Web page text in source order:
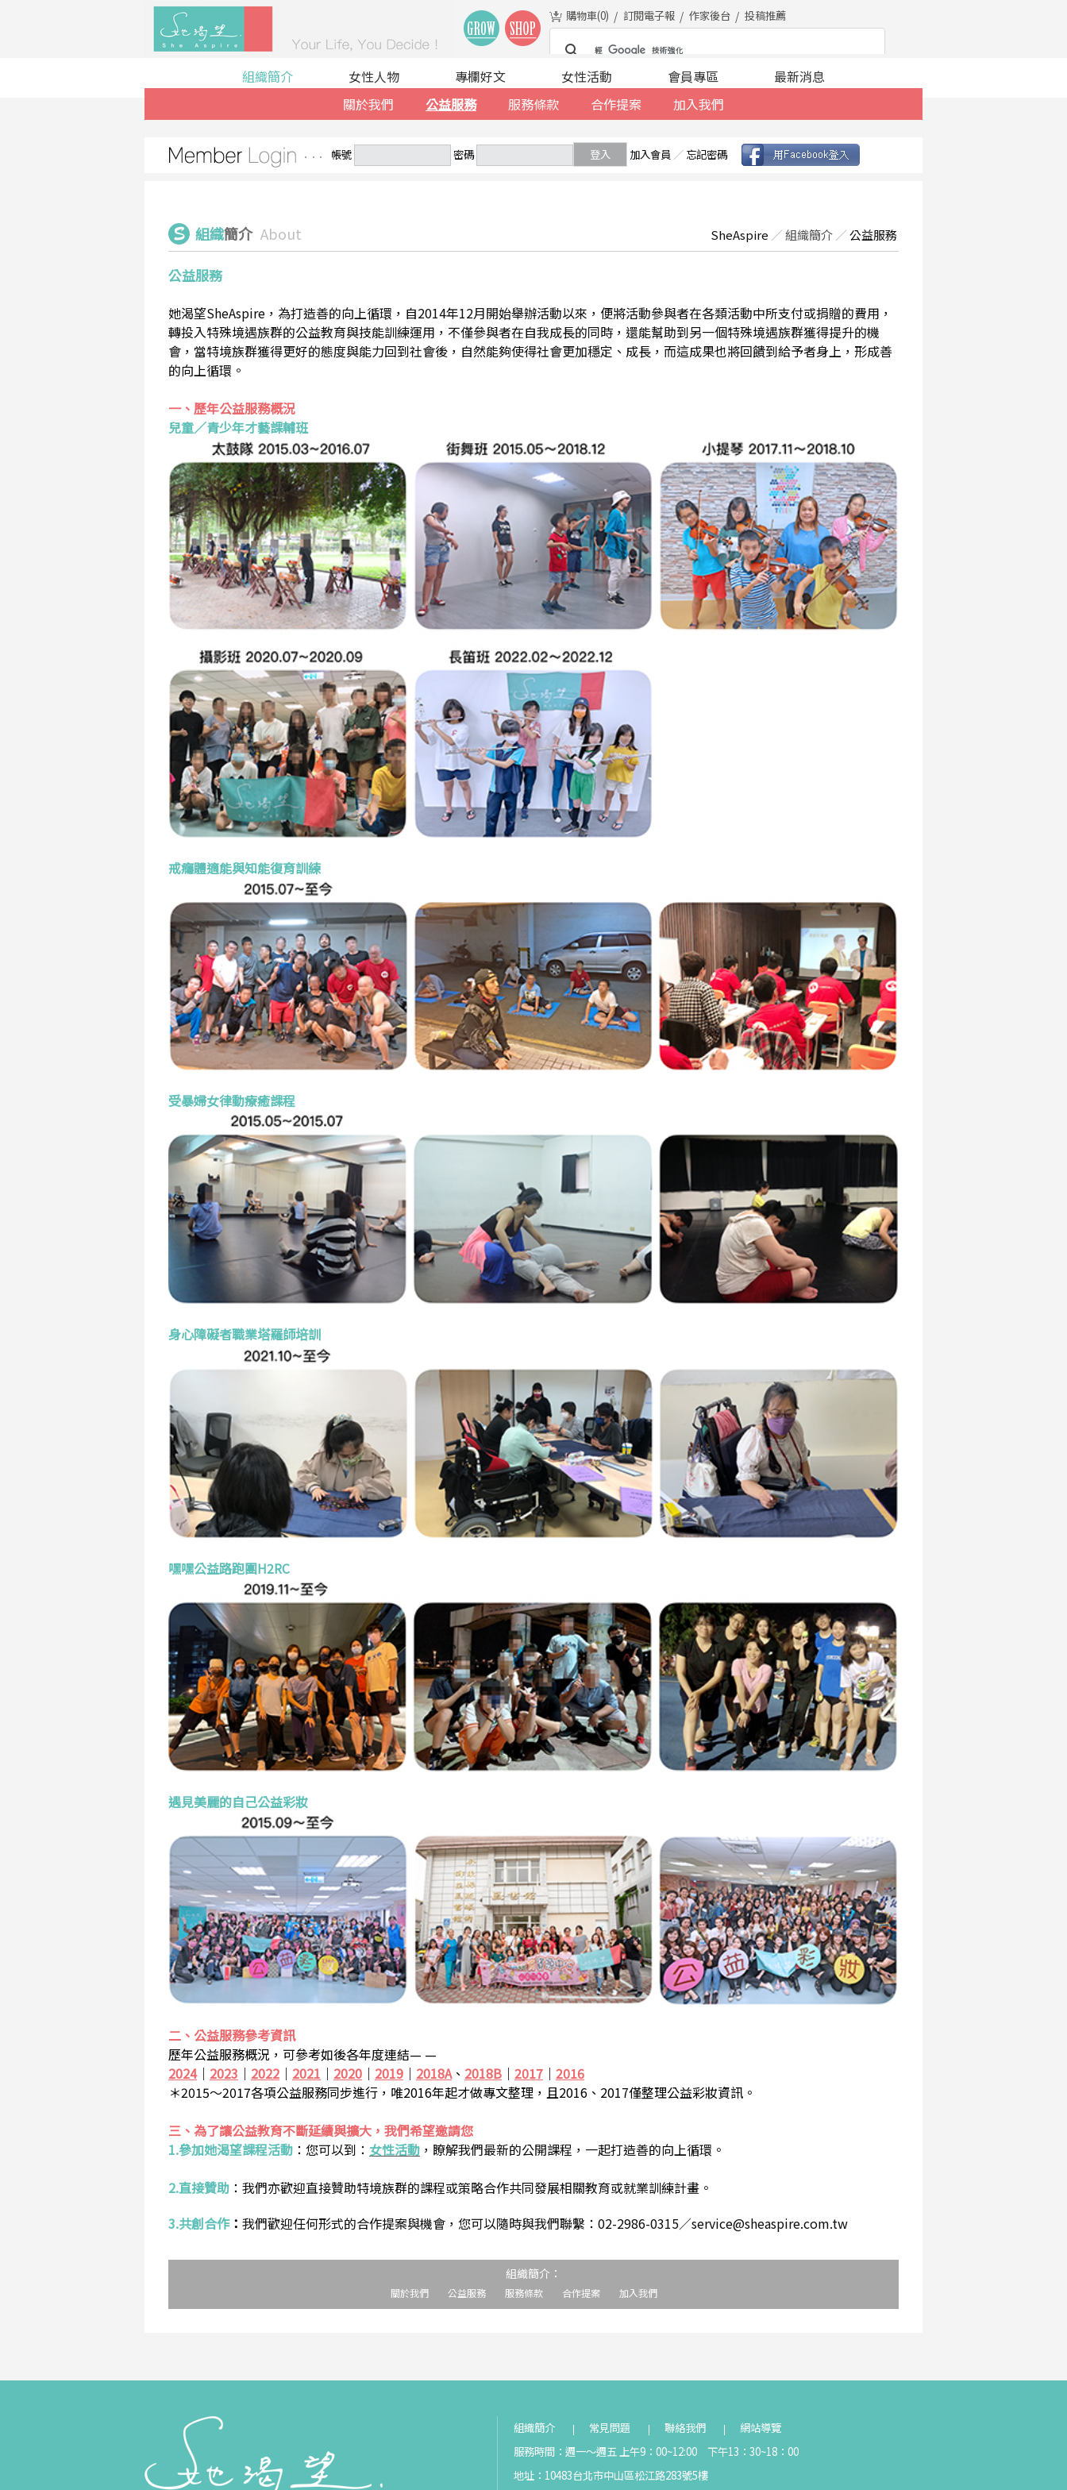
購物車(0) 訂閱電子報 作家後台 投稿推薦
組織簡介
關於我們
公益服務 服務條款 合作提案 加入我們
女性人物 專欄好文 女性活動 會員專區 最新消息
帳號 密碼 登入 加入會員 ／ 忘記密碼
組織簡介 About SheAspire ／組織簡介 ／公益服務
公益服務
她渴望SheAspire，為打造善的向上循環，自2014年12月開始舉辦活動以來，便將活動參與者在各類活動中所支付或捐贈的費用，
轉投入特殊境遇族群的公益教育與技能訓練運用，不僅參與者在自我成長的同時，還能幫助到另一個特殊境遇族群獲得提升的機
會，當特境族群獲得更好的態度與能力回到社會後，自然能夠使得社會更加穩定、成長，而這成果也將回饋到給予者身上，形成善
的向上循環。
一、歷年公益服務概況
兒童／青少年才藝課輔班
戒癮體適能與知能復育訓練
受暴婦女律動療癒課程
身心障礙者職業塔羅師培訓
嘿嘿公益路跑團H2RC
遇見美麗的自己公益彩妝
二、公益服務參考資訊
歷年公益服務概況，可參考如後各年度連結— —
2024｜ 2023 ｜ 2022 ｜ 2021 ｜ 2020 ｜ 2019 ｜ 2018A、 2018B ｜ 2017 ｜ 2016
＊2015～2017各項公益服務同步進行，唯2016年起才做專文整理，且2016、2017僅整理公益彩妝資訊。
三、為了讓公益教育不斷延續與擴大，我們希望邀請您
1.參加她渴望課程活動 ： 您可以到： 女性活動 ，瞭解我們最新的公開課程，一起打造善的向上循環。
2.直接贊助 ： 我們亦歡迎直接贊助特境族群的課程或策略合作共同發展相關教育或就業訓練計畫。
3.共創合作： 我們歡迎任何形式的合作提案與機會，您可以隨時與我們聯繫：02-2986-0315／service@sheaspire.com.tw
組織簡介：
關於我們 公益服務 服務條款 合作提案 加入我們
組織簡介 常見問題 聯絡我們
網站導覽
服務時間：週一～週五 上午9：00~12:00 下午13：30~18：00
地址：10483台北市中山區松江路283號5樓